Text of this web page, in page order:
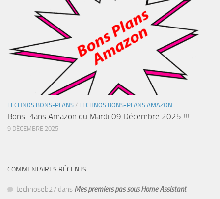
TECHNOS BONS-PLANS / TECHNOS BONS-PLANS AMAZON
Bons Plans Amazon du Mardi 09 Décembre 2025 !!!
9 DÉCEMBRE 2025
COMMENTAIRES RÉCENTS
technoseb27 dans Mes premiers pas sous Home Assistant